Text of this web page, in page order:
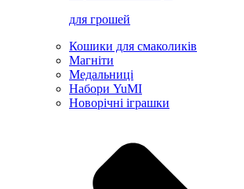
для грошей
Кошики для смаколиків
Магніти
Медальниці
Набори YuMI
Новорічні іграшки